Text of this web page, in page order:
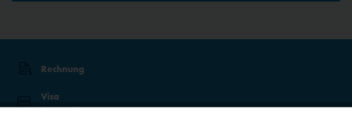
Rechnung
Visa
Sicher mit 3D-Secure